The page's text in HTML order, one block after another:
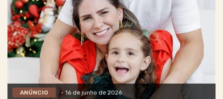
ANÚNCIO - 16 de junho de 2026